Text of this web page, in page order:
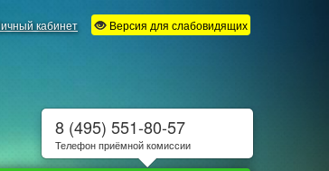
кабинет Версия для слабовидящих
8 (495) 551-80-57
Телефон приёмной комиссии